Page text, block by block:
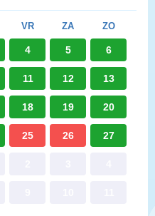
VR ZA ZO
4 5 6
11 12 13
18 19 20
25 26 27